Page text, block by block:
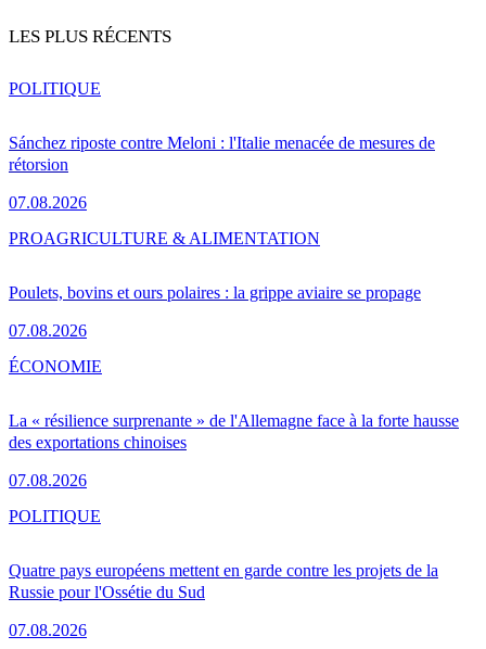
LES PLUS RÉCENTS
Sánchez riposte contre Meloni : l'Italie menacée de mesures de
rétorsion
07.08.2026
POLITIQUE
Poulets, bovins et ours polaires : la grippe aviaire se propage
07.08.2026
PROAGRICULTURE & ALIMENTATION
La « résilience surprenante » de l'Allemagne face à la forte hausse
des exportations chinoises
07.08.2026
ÉCONOMIE
Quatre pays européens mettent en garde contre les projets de la
Russie pour l'Ossétie du Sud
07.08.2026
POLITIQUE